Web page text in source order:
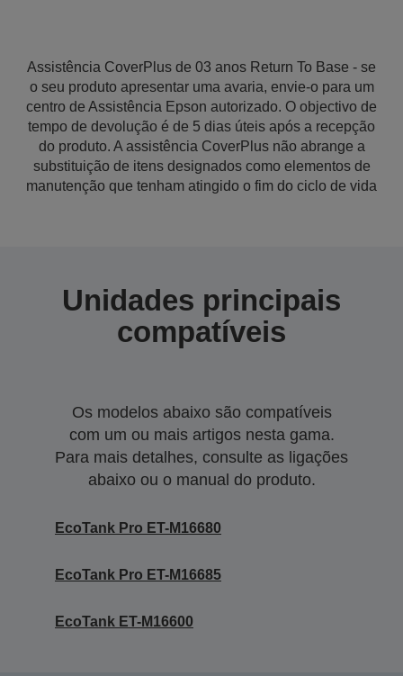
Assistência CoverPlus de 03 anos Return To Base - se
o seu produto apresentar uma avaria, envie-o para um
centro de Assistência Epson autorizado. O objectivo de
tempo de devolução é de 5 dias úteis após a recepção
do produto. A assistência CoverPlus não abrange a
substituição de itens designados como elementos de
manutenção que tenham atingido o fim do ciclo de vida
Unidades principais
compatíveis
Os modelos abaixo são compatíveis
com um ou mais artigos nesta gama.
Para mais detalhes, consulte as ligações
abaixo ou o manual do produto.
EcoTank Pro ET-M16680
EcoTank Pro ET-M16685
EcoTank ET-M16600